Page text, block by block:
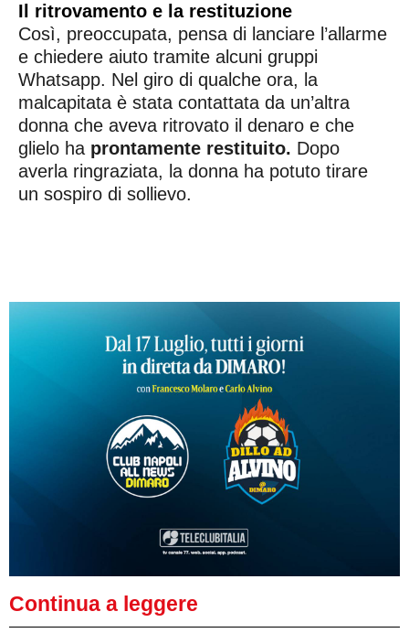
Il ritrovamento e la restituzione
Così, preoccupata, pensa di lanciare l’allarme
e chiedere aiuto tramite alcuni gruppi
Whatsapp. Nel giro di qualche ora, la
malcapitata è stata contattata da un’altra
donna che aveva ritrovato il denaro e che
glielo ha prontamente restituito. Dopo
averla ringraziata, la donna ha potuto tirare
un sospiro di sollievo.
Continua a leggere